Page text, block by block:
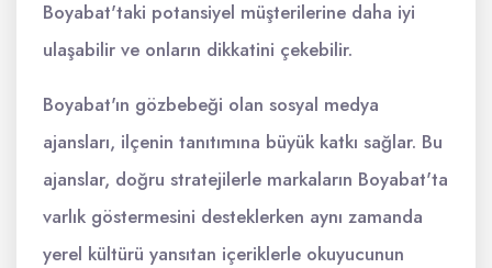
Boyabat'taki potansiyel müşterilerine daha iyi
ulaşabilir ve onların dikkatini çekebilir.
Boyabat'ın gözbebeği olan sosyal medya
ajansları, ilçenin tanıtımına büyük katkı sağlar. Bu
ajanslar, doğru stratejilerle markaların Boyabat'ta
varlık göstermesini desteklerken aynı zamanda
yerel kültürü yansıtan içeriklerle okuyucunun